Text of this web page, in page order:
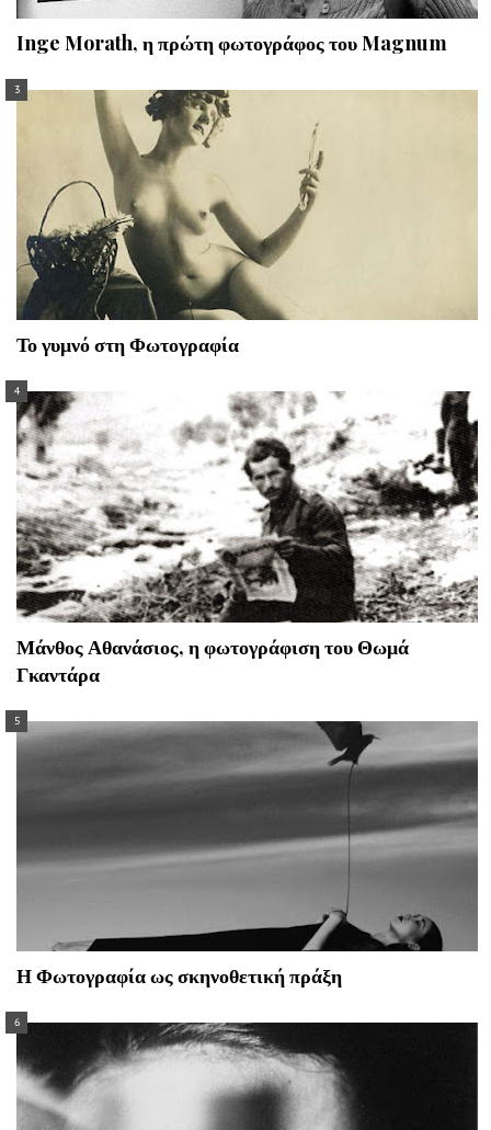
Inge Morath, η πρώτη φωτογράφος του Magnum
Το γυμνό στη Φωτογραφία
Μάνθος Αθανάσιος, η φωτογράφιση του Θωμά
Γκαντάρα
Η Φωτογραφία ως σκηνοθετική πράξη